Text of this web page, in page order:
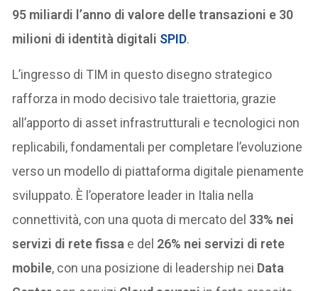
95 miliardi l’anno di valore delle transazioni e 30
milioni di identità digitali SPID.
L’ingresso di TIM in questo disegno strategico
rafforza in modo decisivo tale traiettoria, grazie
all’apporto di asset infrastrutturali e tecnologici non
replicabili, fondamentali per completare l’evoluzione
verso un modello di piattaforma digitale pienamente
sviluppato. È l’operatore leader in Italia nella
connettività, con una quota di mercato del 33% nei
servizi di rete fissa e del 26% nei servizi di rete
mobile, con una posizione di leadership nei Data